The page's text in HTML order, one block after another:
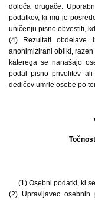
določa drugače.
podatkov, ki mu je
uničenju pisno obvestiti,
(4) Rezultati obdelave
anonimizirani obliki,
katerega se nanašajo
podal pisno privolitev
dedičev umrle osebe po
(1) Osebni podatki, ki
(2) Upravljavec